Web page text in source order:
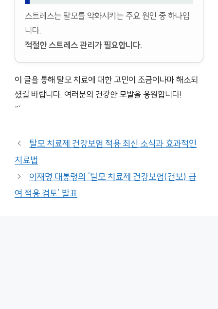
스트레스는 탈모를 악화시키는 주요 원인 중 하나입
니다.
적절한 스트레스 관리가 필요합니다.
이 글을 통해 탈모 치료에 대한 고민이 조금이나마 해소되
셨길 바랍니다. 여러분의 건강한 모발을 응원합니다!
“`
탈모 치료제 건강보험 적용 최신 소식과 효과적인
치료법
이재명 대통령의 ‘탈모 치료제 건강보험(건보) 급
여 적용 검토’ 발표